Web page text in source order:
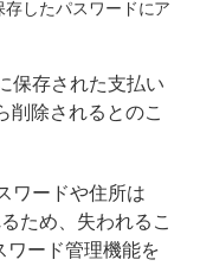
したパスワードにア
保存された支払い
削除されるとのこ
ワードや住所は
ため、失われるこ
ワード管理機能を